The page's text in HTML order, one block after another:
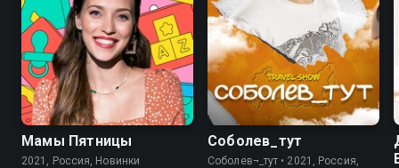
Мамы Пятницы
2021, Россия, Новинки
Соболев_тут
Соболев¬_тут • 2021, Россия,